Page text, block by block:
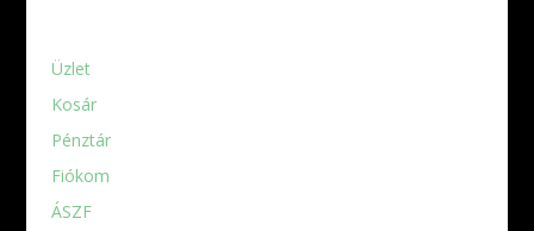
Üzlet
Kosár
Pénztár
Fiókom
ÁSZF